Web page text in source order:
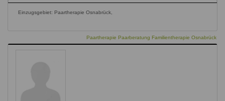
Einzugsgebiet: Paartherapie Osnabrück,
Paartherapie Paarberatung Familientherapie Osnabrück